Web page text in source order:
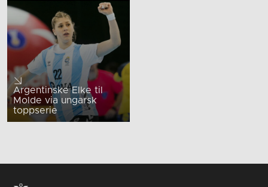
Argentinske Elke til
Molde via ungarsk
toppserie